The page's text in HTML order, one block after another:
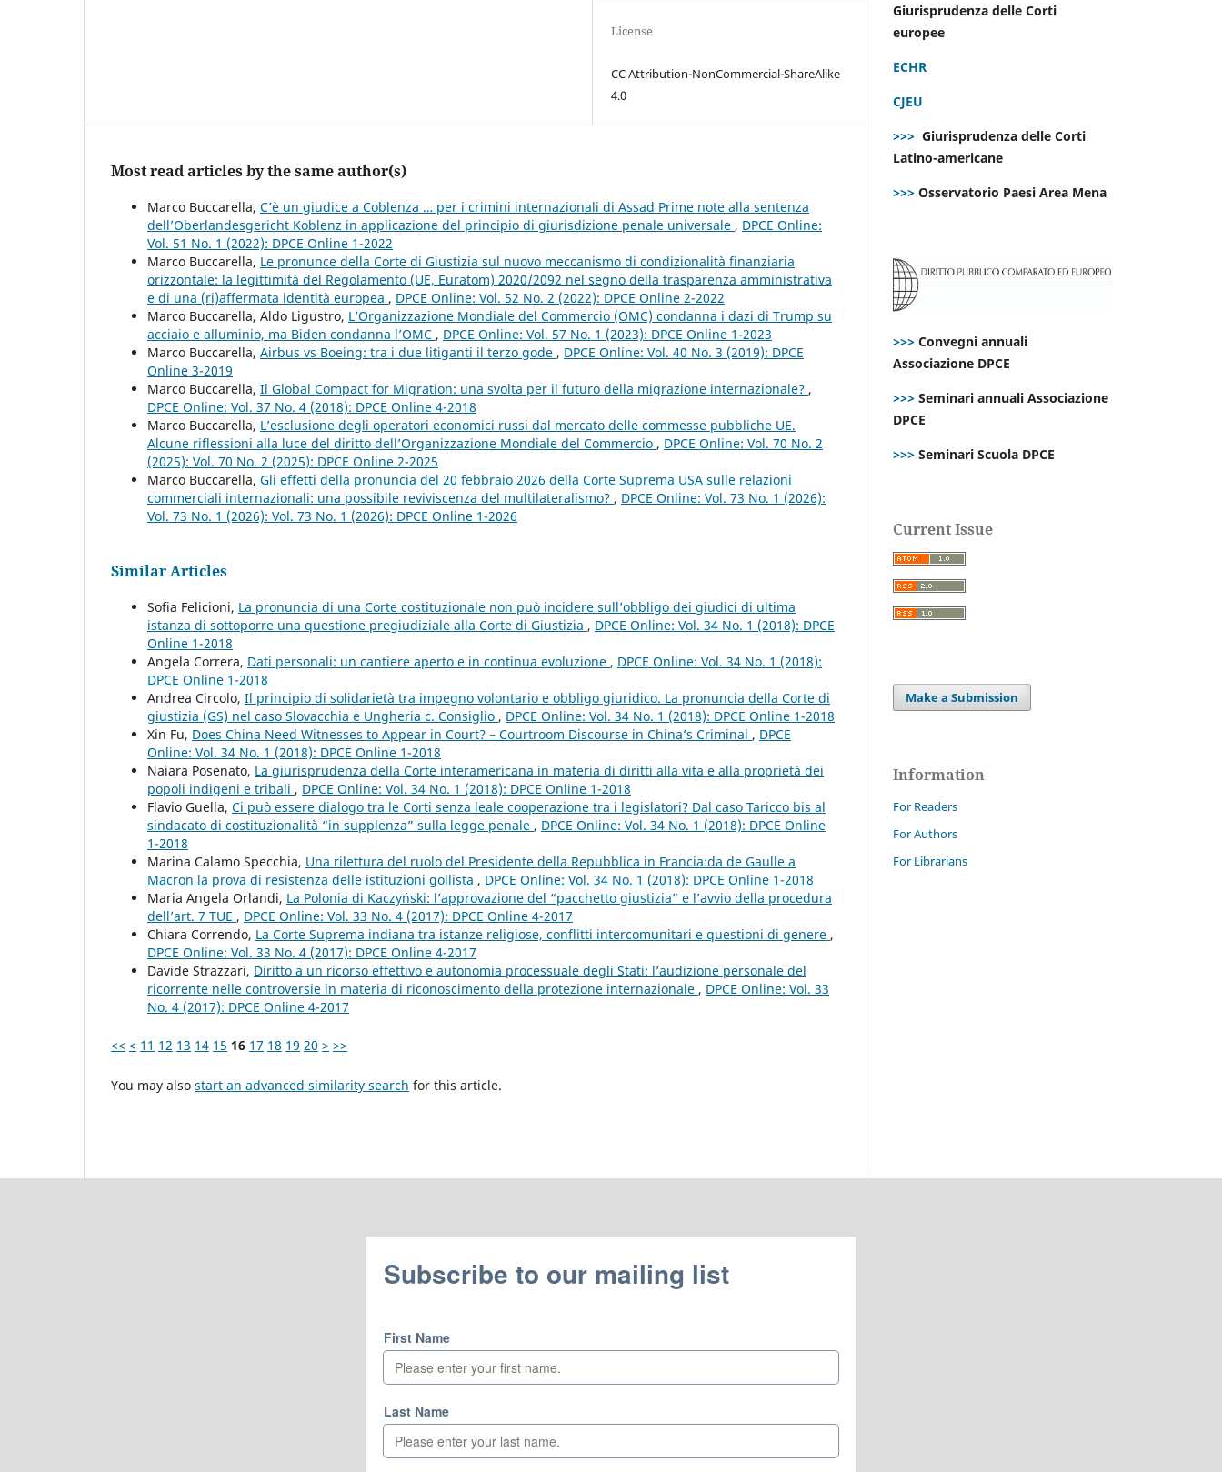
License
CC Attribution-NonCommercial-ShareAlike
4.0
Most read articles by the same author(s)
Marco Buccarella, C’è un giudice a Coblenza … per i crimini internazionali di Assad Prime note alla sentenza
dell’Oberlandesgericht Koblenz in applicazione del principio di giurisdizione penale universale , DPCE Online:
Vol. 51 No. 1 (2022): DPCE Online 1-2022
Marco Buccarella, Le pronunce della Corte di Giustizia sul nuovo meccanismo di condizionalità finanziaria
orizzontale: la legittimità del Regolamento (UE, Euratom) 2020/2092 nel segno della trasparenza amministrativa
e di una (ri)affermata identità europea , DPCE Online: Vol. 52 No. 2 (2022): DPCE Online 2-2022
Marco Buccarella, Aldo Ligustro, L’Organizzazione Mondiale del Commercio (OMC) condanna i dazi di Trump su
acciaio e alluminio, ma Biden condanna l’OMC , DPCE Online: Vol. 57 No. 1 (2023): DPCE Online 1-2023
Marco Buccarella, Airbus vs Boeing: tra i due litiganti il terzo gode , DPCE Online: Vol. 40 No. 3 (2019): DPCE
Online 3-2019
Marco Buccarella, Il Global Compact for Migration: una svolta per il futuro della migrazione internazionale? ,
DPCE Online: Vol. 37 No. 4 (2018): DPCE Online 4-2018
Marco Buccarella, L’esclusione degli operatori economici russi dal mercato delle commesse pubbliche UE.
Alcune riflessioni alla luce del diritto dell’Organizzazione Mondiale del Commercio , DPCE Online: Vol. 70 No. 2
(2025): Vol. 70 No. 2 (2025): DPCE Online 2-2025
Marco Buccarella, Gli effetti della pronuncia del 20 febbraio 2026 della Corte Suprema USA sulle relazioni
commerciali internazionali: una possibile reviviscenza del multilateralismo? , DPCE Online: Vol. 73 No. 1 (2026):
Vol. 73 No. 1 (2026): Vol. 73 No. 1 (2026): DPCE Online 1-2026
Similar Articles
Sofia Felicioni, La pronuncia di una Corte costituzionale non può incidere sull’obbligo dei giudici di ultima
istanza di sottoporre una questione pregiudiziale alla Corte di Giustizia , DPCE Online: Vol. 34 No. 1 (2018): DPCE
Online 1-2018
Angela Correra, Dati personali: un cantiere aperto e in continua evoluzione , DPCE Online: Vol. 34 No. 1 (2018):
DPCE Online 1-2018
Andrea Circolo, Il principio di solidarietà tra impegno volontario e obbligo giuridico. La pronuncia della Corte di
giustizia (GS) nel caso Slovacchia e Ungheria c. Consiglio , DPCE Online: Vol. 34 No. 1 (2018): DPCE Online 1-2018
Xin Fu, Does China Need Witnesses to Appear in Court? – Courtroom Discourse in China’s Criminal , DPCE
Online: Vol. 34 No. 1 (2018): DPCE Online 1-2018
Naiara Posenato, La giurisprudenza della Corte interamericana in materia di diritti alla vita e alla proprietà dei
popoli indigeni e tribali , DPCE Online: Vol. 34 No. 1 (2018): DPCE Online 1-2018
Flavio Guella, Ci può essere dialogo tra le Corti senza leale cooperazione tra i legislatori? Dal caso Taricco bis al
sindacato di costituzionalità “in supplenza” sulla legge penale , DPCE Online: Vol. 34 No. 1 (2018): DPCE Online
1-2018
Marina Calamo Specchia, Una rilettura del ruolo del Presidente della Repubblica in Francia:da de Gaulle a
Macron la prova di resistenza delle istituzioni gollista , DPCE Online: Vol. 34 No. 1 (2018): DPCE Online 1-2018
Maria Angela Orlandi, La Polonia di Kaczyński: l’approvazione del “pacchetto giustizia” e l’avvio della procedura
dell’art. 7 TUE , DPCE Online: Vol. 33 No. 4 (2017): DPCE Online 4-2017
Chiara Correndo, La Corte Suprema indiana tra istanze religiose, conflitti intercomunitari e questioni di genere ,
DPCE Online: Vol. 33 No. 4 (2017): DPCE Online 4-2017
Davide Strazzari, Diritto a un ricorso effettivo e autonomia processuale degli Stati: l’audizione personale del
ricorrente nelle controversie in materia di riconoscimento della protezione internazionale , DPCE Online: Vol. 33
No. 4 (2017): DPCE Online 4-2017
<< < 11 12 13 14 15 16 17 18 19 20 > >>
You may also start an advanced similarity search for this article.
Giurisprudenza delle Corti
europee
ECHR
CJEU
>>> Giurisprudenza delle Corti
Latino-americane
>>> Osservatorio Paesi Area Mena
>>> Convegni annuali
Associazione DPCE
>>> Seminari annuali Associazione
DPCE
>>> Seminari Scuola DPCE
Current Issue
Make a Submission
Information
For Readers
For Authors
For Librarians